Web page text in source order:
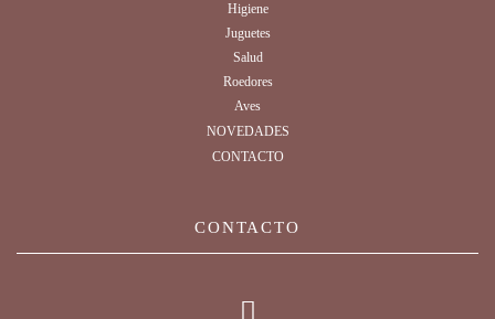
Higiene
Juguetes
Salud
Roedores
Aves
NOVEDADES
CONTACTO
CONTACTO